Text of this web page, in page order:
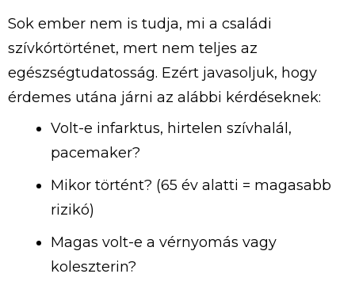
Sok ember nem is tudja, mi a családi
szívkórtörténet, mert nem teljes az
egészségtudatosság. Ezért javasoljuk, hogy
érdemes utána járni az alábbi kérdéseknek:
Volt-e infarktus, hirtelen szívhalál,
pacemaker?
Mikor történt? (65 év alatti = magasabb
rizikó)
Magas volt-e a vérnyomás vagy
koleszterin?